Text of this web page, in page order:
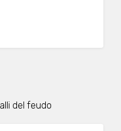
del feudo